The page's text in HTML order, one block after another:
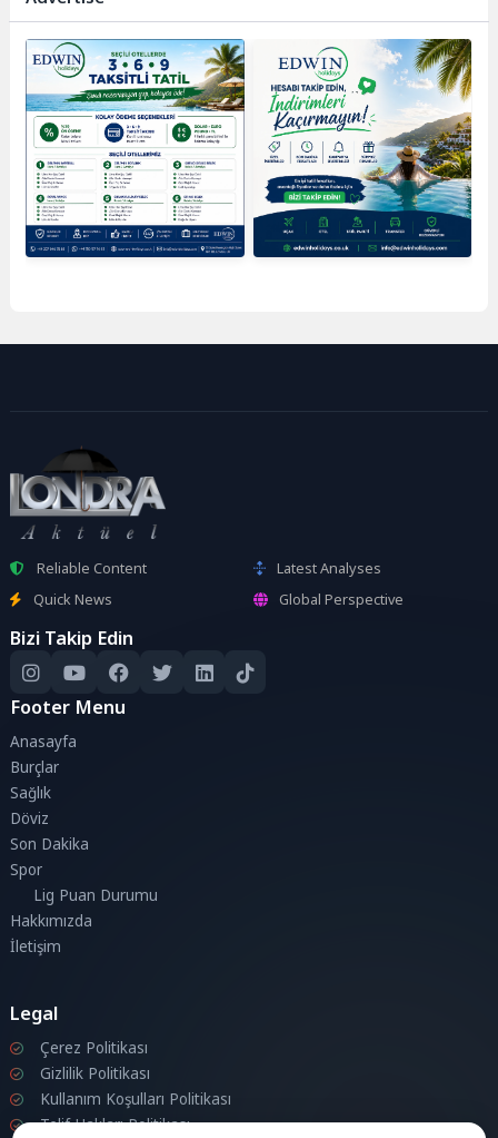
Reliable Content
Latest Analyses
Quick News
Global Perspective
Bizi Takip Edin
Footer Menu
Anasayfa
Burçlar
Sağlık
Döviz
Son Dakika
Spor
Lig Puan Durumu
Hakkımızda
İletişim
Legal
Çerez Politikası
Gizlilik Politikası
Kullanım Koşulları Politikası
Telif Hakları Politikası